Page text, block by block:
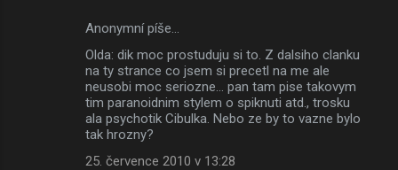
Anonymní píše…
Olda: dik moc prostuduju si to. Z dalsiho clanku
na ty strance co jsem si precetl na me ale
neusobi moc seriozne... pan tam pise takovym
tim paranoidnim stylem o spiknuti atd., trosku
ala psychotik Cibulka. Nebo ze by to vazne bylo
tak hrozny?
25. července 2010 v 13:28